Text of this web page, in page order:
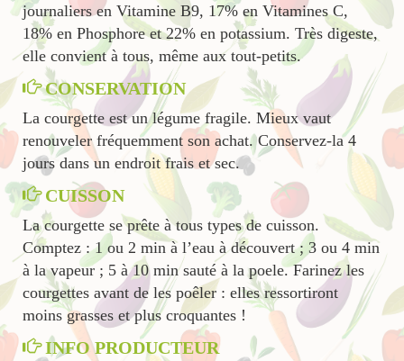
journaliers en Vitamine B9, 17% en Vitamines C,
18% en Phosphore et 22% en potassium. Très digeste,
elle convient à tous, même aux tout-petits.
CONSERVATION
La courgette est un légume fragile. Mieux vaut
renouveler fréquemment son achat. Conservez-la 4
jours dans un endroit frais et sec.
CUISSON
La courgette se prête à tous types de cuisson.
Comptez : 1 ou 2 min à l’eau à découvert ; 3 ou 4 min
à la vapeur ; 5 à 10 min sauté à la poele. Farinez les
courgettes avant de les poêler : elles ressortiront
moins grasses et plus croquantes !
INFO PRODUCTEUR